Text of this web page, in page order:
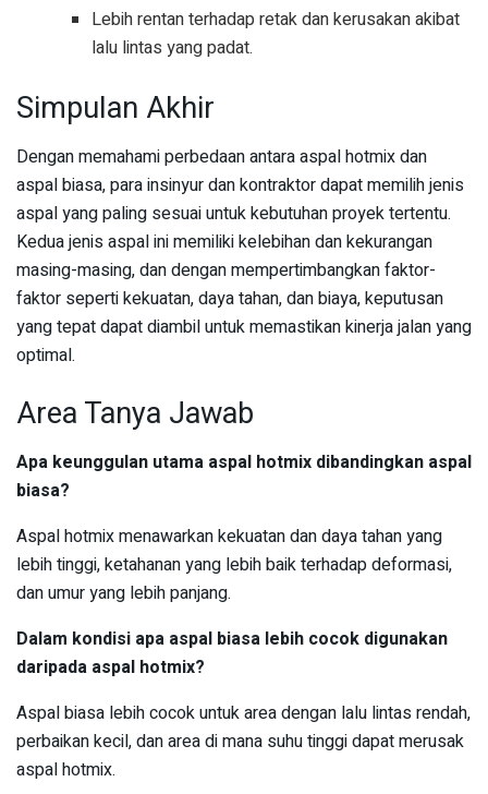
Lebih rentan terhadap retak dan kerusakan akibat
lalu lintas yang padat.
Simpulan Akhir
Dengan memahami perbedaan antara aspal hotmix dan
aspal biasa, para insinyur dan kontraktor dapat memilih jenis
aspal yang paling sesuai untuk kebutuhan proyek tertentu.
Kedua jenis aspal ini memiliki kelebihan dan kekurangan
masing-masing, dan dengan mempertimbangkan faktor-
faktor seperti kekuatan, daya tahan, dan biaya, keputusan
yang tepat dapat diambil untuk memastikan kinerja jalan yang
optimal.
Area Tanya Jawab
Apa keunggulan utama aspal hotmix dibandingkan aspal
biasa?
Aspal hotmix menawarkan kekuatan dan daya tahan yang
lebih tinggi, ketahanan yang lebih baik terhadap deformasi,
dan umur yang lebih panjang.
Dalam kondisi apa aspal biasa lebih cocok digunakan
daripada aspal hotmix?
Aspal biasa lebih cocok untuk area dengan lalu lintas rendah,
perbaikan kecil, dan area di mana suhu tinggi dapat merusak
aspal hotmix.